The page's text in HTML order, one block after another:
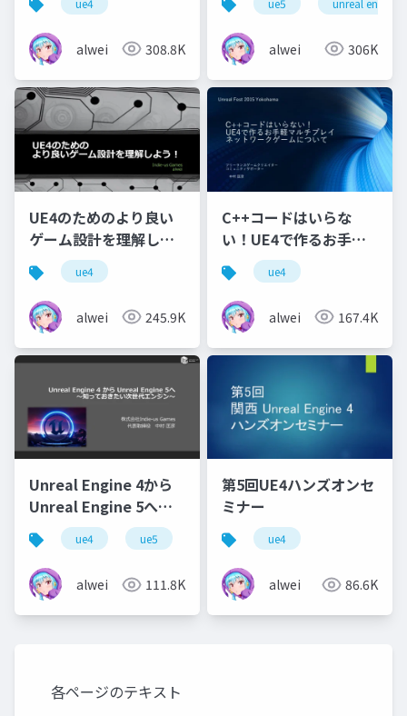
て
alwei 308.8K alwei 306K
UE4のためのより良い
ゲーム設計を理解しよ
う！
ue4
alwei 245.9K
C++コードはいらな
い！UE4で作るお手軽
マルチプレイネットワ
ークゲームについて
ue4
alwei 167.4K
Unreal Engine 4から
Unreal Engine 5へ
～知っておきたい次世
代エンジン～
ue4 ue5
alwei 111.8K
第5回UE4ハンズオンセ
ミナー
ue4
alwei 86.6K
各ページのテキスト